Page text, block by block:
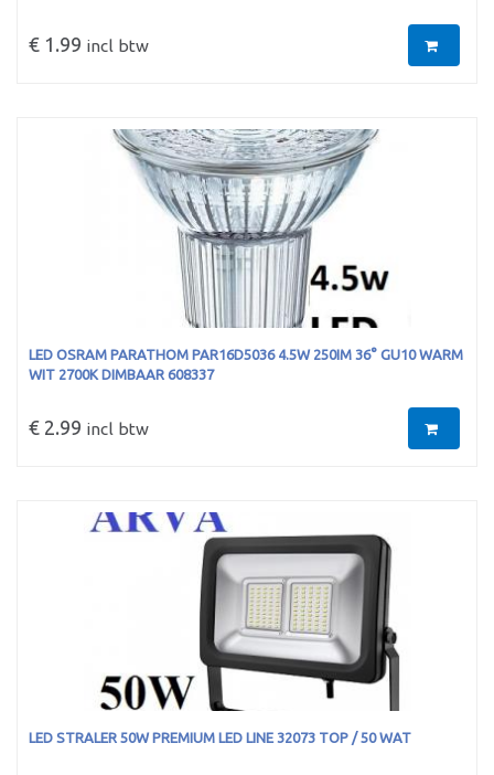
€ 1.99 incl btw
LED OSRAM PARATHOM PAR16D5036 4.5W 250IM 36° GU10 WARM
WIT 2700K DIMBAAR 608337
€ 2.99 incl btw
LED STRALER 50W PREMIUM LED LINE 32073 TOP / 50 WAT